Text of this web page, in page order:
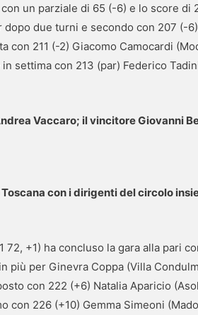
un parziale di 65 (-6) e lo score di
dopo due turni e secondo con 207 (-
con 211 (-2) Giacomo Camocardi
settima con 213 (par) Federico
Vaccaro; il vincitore Giovanni
con i dirigenti del circolo
+1) ha concluso la gara alla pari
più per Ginevra Coppa (Villa
con 222 (+6) Natalia Aparicio
con 226 (+10) Gemma Simeoni